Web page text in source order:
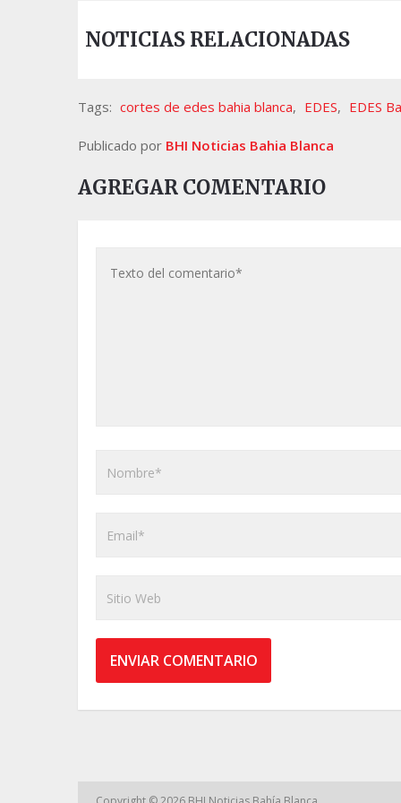
NOTICIAS RELACIONADAS
Tags: cortes de edes bahia blanca, EDES, EDES
Publicado por BHI Noticias Bahia Blanca
AGREGAR COMENTARIO